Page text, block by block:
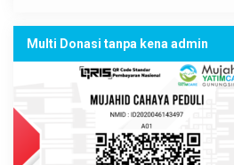
Multi Donasi tanpa kena admin